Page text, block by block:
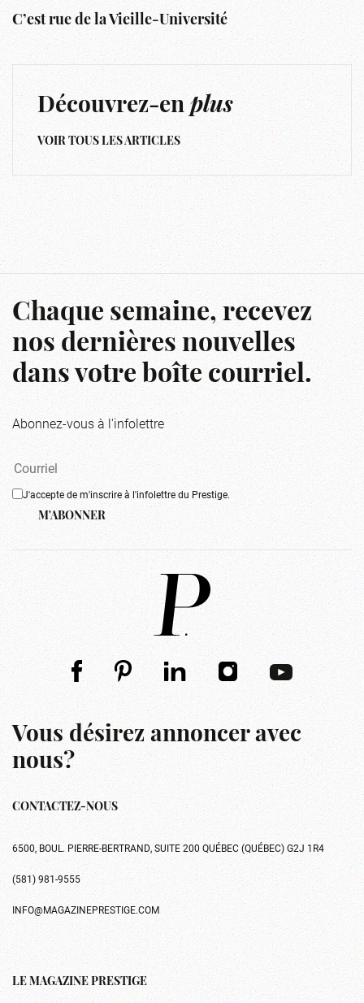
C’est rue de la Vieille-Université
Découvrez-enplus
VOIR TOUS LES ARTICLES
Chaque semaine, recevez
nos dernières nouvelles
dans votre boîte courriel.
Abonnez-vous à l'infolettre
J'accepte de m'inscrire à l'infolettre du Prestige.
M'ABONNER
Vous désirez annoncer avec
nous?
CONTACTEZ-NOUS
6500, BOUL. PIERRE-BERTRAND, SUITE 200 QUÉBEC (QUÉBEC) G2J 1R4
(581) 981-9555
INFO@MAGAZINEPRESTIGE.COM
LE MAGAZINE PRESTIGE